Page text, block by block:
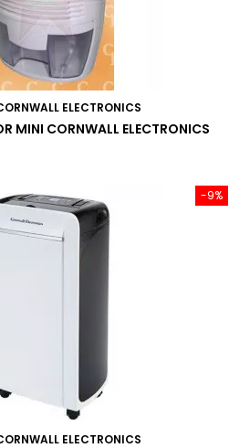
ELECTRONICS
MINI CORNWALL ELECTRONICS
-9%
ELECTRONICS